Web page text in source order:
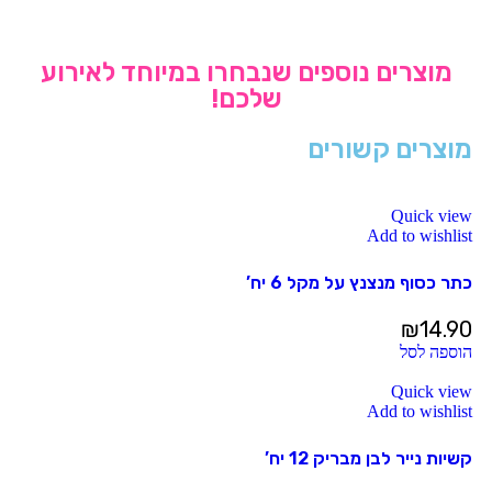
מוצרים נוספים שנבחרו במיוחד לאירוע
שלכם!
מוצרים קשורים
Quick view
Add to wishlist
כתר כסוף מנצנץ על מקל 6 יח’
₪14.90
הוספה לסל
Quick view
Add to wishlist
קשיות נייר לבן מבריק 12 יח’